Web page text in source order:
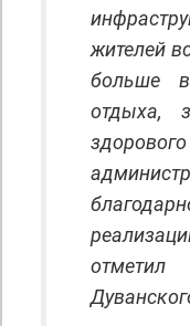
жителей
больше
отдыха,